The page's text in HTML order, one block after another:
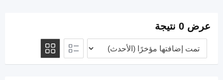
عرض 0 نتيجة